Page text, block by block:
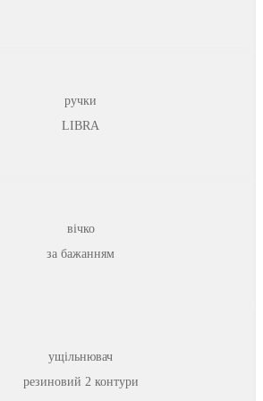
ручки
LIBRA
вічко
за бажанням
ущільнювач
резиновий 2 контури